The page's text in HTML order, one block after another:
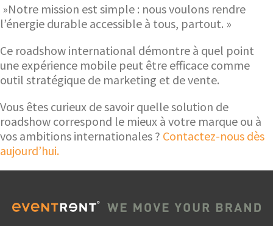
»Notre mission est simple : nous voulons rendre
l’énergie durable accessible à tous, partout. »
Ce roadshow international démontre à quel point
une expérience mobile peut être efficace comme
outil stratégique de marketing et de vente.
Vous êtes curieux de savoir quelle solution de
roadshow correspond le mieux à votre marque ou à
vos ambitions internationales ? Contactez-nous dès
aujourd’hui.